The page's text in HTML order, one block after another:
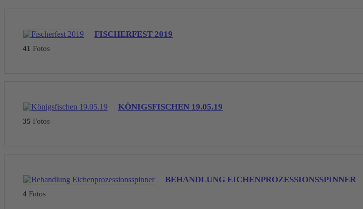
FISCHERFEST 2019
41 Fotos
KÖNIGSFISCHEN 19.05.19
35 Fotos
BEHANDLUNG EICHENPROZESSIONSSPINNER
4 Fotos